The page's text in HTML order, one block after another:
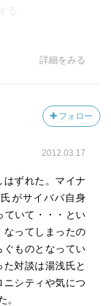
る
詳細をみる
フォロー
2012.03.17
ずれた。マイナ
がサイババ自身
ていて・・・とい
なってしまったの
ぐものとなってい
対談は湯浅氏と
シティや気につ
。